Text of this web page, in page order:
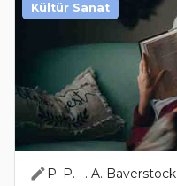
P. P. –. A. Baverstock
Kültür Sanat